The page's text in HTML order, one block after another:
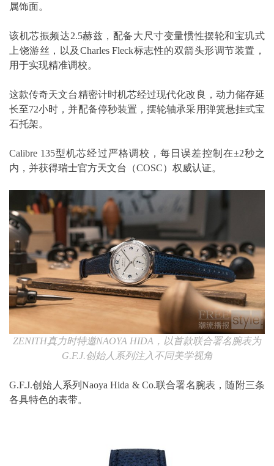
属饰面。
该机芯振频达2.5赫兹，配备大尺寸变量惯性摆轮和宝玑式
上饶游丝，以及Charles Fleck标志性的双箭头形调节装置，
用于实现精准调校。
这款传奇天文台精密计时机芯经过现代化改良，动力储存延
长至72小时，并配备停秒装置，摆轮轴承采用弹簧悬挂式宝
石托架。
Calibre 135型机芯经过严格调校，每日误差控制在±2秒之
内，并获得瑞士官方天文台（COSC）权威认证。
ZENITH真力时特邀NAOYA HIDA ，以首款联合署名腕表为
G.F.J.创始人系列注入不同美学视角
G.F.J.创始人系列Naoya Hida & Co.联合署名腕表，随附三条
各具特色的表带。